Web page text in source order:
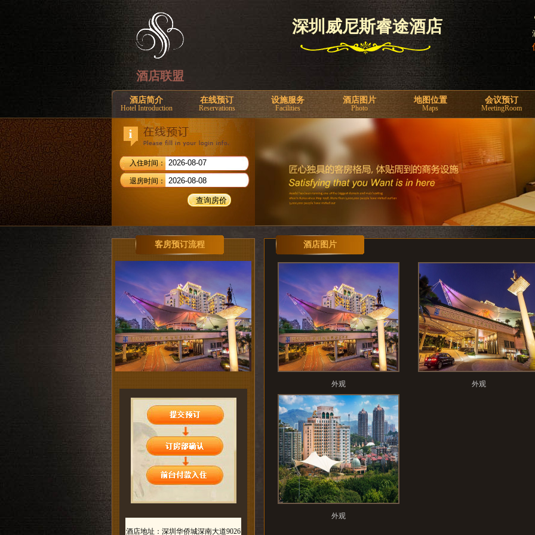
酒店联盟
深圳威尼斯睿途酒店
酒店简介
Hotel Introduction
在线预订
Reservations
设施服务
Facilities
酒店图片
Photo
地图位置
Maps
会议预订
MeetingRoom
入住时间：
退房时间：
客房预订流程
酒店地址：深圳华侨城深南大道9026
酒店图片
外观 外观
外观